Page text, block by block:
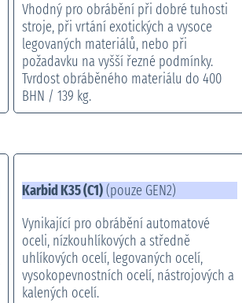
Vhodný pro obrábění při dobré tuhosti
stroje, při vrtání exotických a vysoce
legovaných materiálů, nebo při
požadavku na vyšší řezné podmínky.
Tvrdost obráběného materiálu do 400
BHN / 139 kg.
Karbid K35 (C1)(pouze GEN2)
Vynikající pro obrábění automatové
oceli, nízkouhlíkových a středně
uhlíkových ocelí, legovaných ocelí,
vysokopevnostních ocelí, nástrojových a
kalených ocelí.